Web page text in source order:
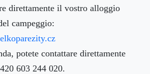
direttamente il vostro alloggio
campeggio:
potete contattare direttamente
603 244 020.